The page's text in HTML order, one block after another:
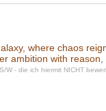
where chaos
ambition with reason,
W - die ich hiermit NICHT